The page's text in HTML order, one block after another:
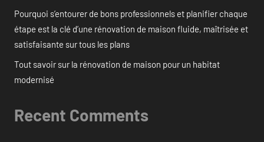
Pourquoi s’entourer de bons professionnels et planifier chaque
étape est la clé d’une rénovation de maison fluide, maîtrisée et
satisfaisante sur tous les plans
Tout savoir sur la rénovation de maison pour un habitat
modernisé
Recent Comments